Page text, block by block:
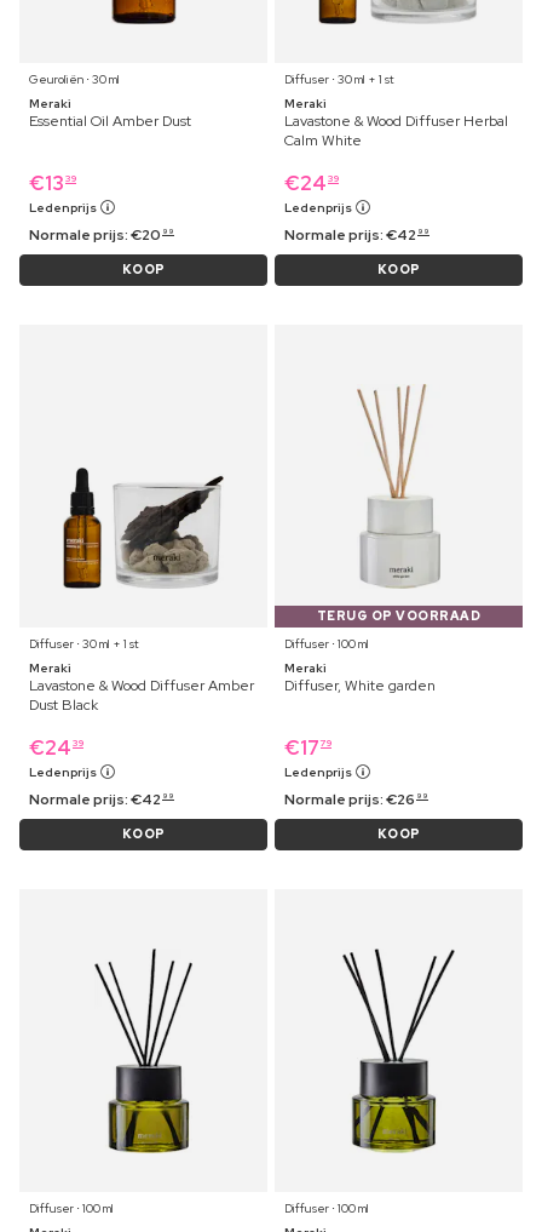
Geuroliën ⋅ 30 ml
Meraki
Essential Oil Amber Dust
€13 39
Ledenprijs
Normale prijs:€20 99
KOOP
Diffuser ⋅ 30 ml + 1 st
Meraki
Lavastone & Wood Diffuser Herbal
Calm White
€24 39
Ledenprijs
Normale prijs:€42 99
KOOP
Diffuser ⋅ 30 ml + 1 st
Meraki
Lavastone & Wood Diffuser Amber
Dust Black
€24 39
Ledenprijs
Normale prijs:€42 99
KOOP
TERUG OP VOORRAAD
Diffuser ⋅ 100 ml
Meraki
Diffuser, White garden
€17 79
Ledenprijs
Normale prijs:€26 99
KOOP
Diffuser ⋅ 100 ml
Diffuser ⋅ 100 ml